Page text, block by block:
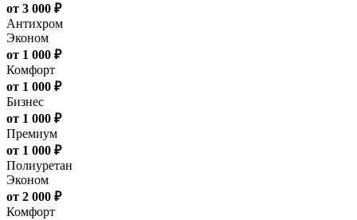
от 3 000 ₽
Антихром
Эконом
от 1 000 ₽
Комфорт
от 1 000 ₽
Бизнес
от 1 000 ₽
Премиум
от 1 000 ₽
Полиуретан
Эконом
от 2 000 ₽
Комфорт